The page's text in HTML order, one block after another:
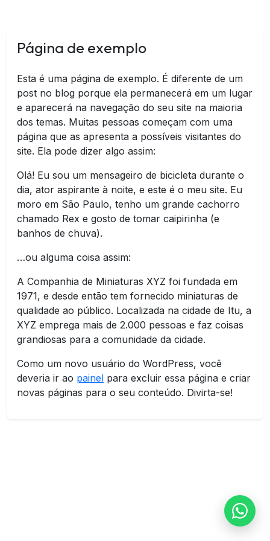
Página de exemplo
Esta é uma página de exemplo. É diferente de um
post no blog porque ela permanecerá em um lugar
e aparecerá na navegação do seu site na maioria
dos temas. Muitas pessoas começam com uma
página que as apresenta a possíveis visitantes do
site. Ela pode dizer algo assim:
Olá! Eu sou um mensageiro de bicicleta durante o
dia, ator aspirante à noite, e este é o meu site. Eu
moro em São Paulo, tenho um grande cachorro
chamado Rex e gosto de tomar caipirinha (e
banhos de chuva).
…ou alguma coisa assim:
A Companhia de Miniaturas XYZ foi fundada em
1971, e desde então tem fornecido miniaturas de
qualidade ao público. Localizada na cidade de Itu, a
XYZ emprega mais de 2.000 pessoas e faz coisas
grandiosas para a comunidade da cidade.
Como um novo usuário do WordPress, você
deveria ir ao painel para excluir essa página e criar
novas páginas para o seu conteúdo. Divirta-se!
Falar